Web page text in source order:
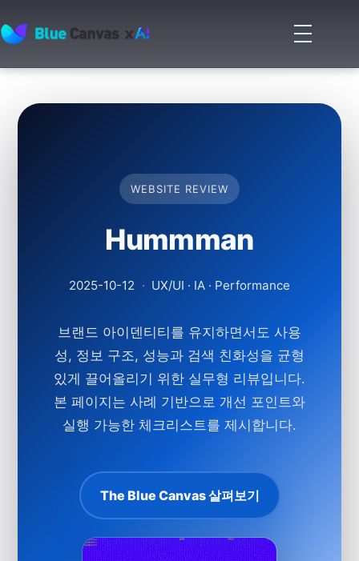
BLUECANVAS
메
뉴
기
WEBSITE REVIEW
Hummman
2025-10-12 · UX/UI · IA · Performance
브랜드 아이덴티티를 유지하면서도 사용
성, 정보 구조, 성능과 검색 친화성을 균형
있게 끌어올리기 위한 실무형 리뷰입니다.
본 페이지는 사례 기반으로 개선 포인트와
실행 가능한 체크리스트를 제시합니다.
The Blue Canvas 살펴보기